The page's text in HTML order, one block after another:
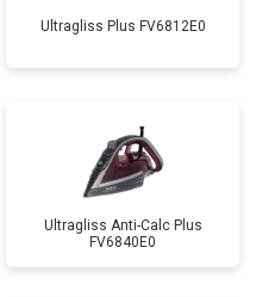
Ultragliss Plus FV6812E0
Ultragliss Anti-Calc Plus
FV6840E0